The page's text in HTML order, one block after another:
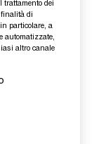
trattamento dei
finalità di
particolare, a
automatizzate,
altro canale